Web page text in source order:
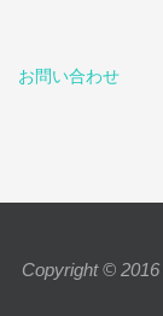
お問い合わせ
Copyright © 2016